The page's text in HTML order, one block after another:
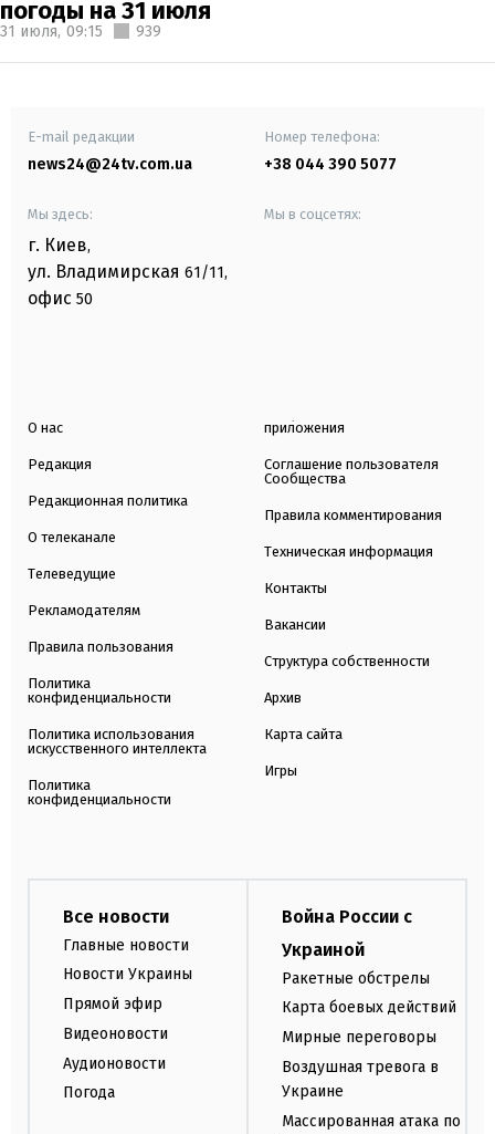
погоды на 31 июля
31 июля, 09:15 939
E-mail редакции
news24@24tv.com.ua
Номер телефона:
+38 044 390 5077
Мы здесь:
г. Киев,
ул. Владимирская 61/11,
офис 50
Мы в соцсетях:
О нас
Редакция
Редакционная политика
О телеканале
Телеведущие
Рекламодателям
Правила пользования
Политика
конфиденциальности
Политика использования
искусственного интеллекта
Политика
конфиденциальности
приложения
Соглашение пользователя
Сообщества
Правила комментирования
Техническая информация
Контакты
Вакансии
Структура собственности
Архив
Карта сайта
Игры
Все новости
Главные новости
Новости Украины
Прямой эфир
Видеоновости
Аудионовости
Погода
Война России с
Украиной
Ракетные обстрелы
Карта боевых действий
Мирные переговоры
Воздушная тревога в
Украине
Массированная атака по